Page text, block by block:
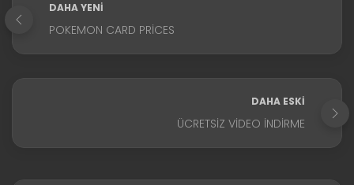
DAHA YENI
POKEMON CARD PRICES
DAHA ESKI
ÜCRETSIZ VIDEO İNDIRME